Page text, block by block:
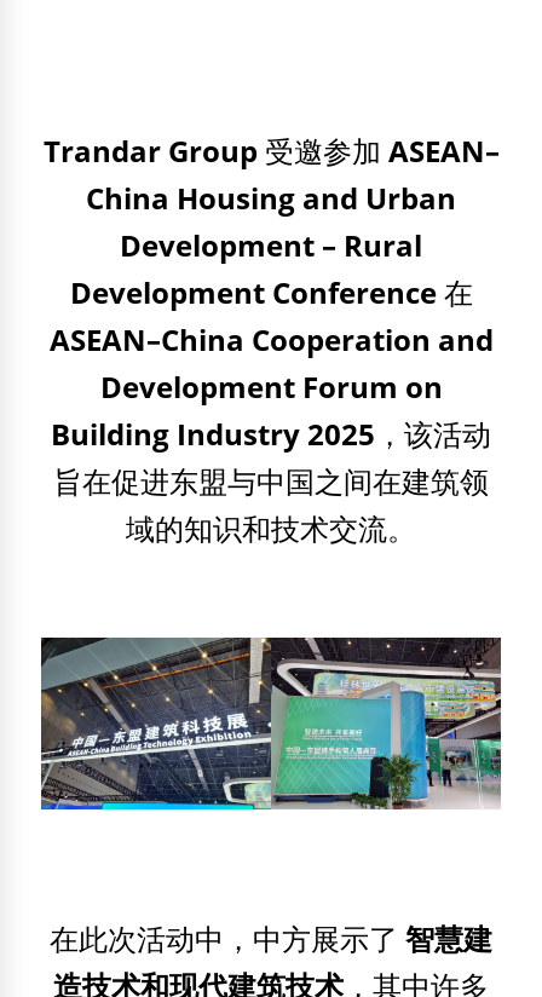
Trandar Group 受邀参加 ASEAN–
China Housing and Urban
Development – Rural
Development Conference在
ASEAN–China Cooperation and
Development Forum on
Building Industry 2025 ，该活动
旨在促进东盟与中国之间在建筑领
域的知识和技术交流。
在此次活动中，中方展示了 智慧建
造技术和现代建筑技术，其中许多